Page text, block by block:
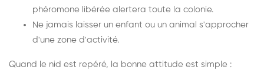
phéromone libérée alertera toute la colonie.
Ne jamais laisser un enfant ou un animal s'approcher
d'une zone d'activité.
Quand le nid est repéré, la bonne attitude est simple :